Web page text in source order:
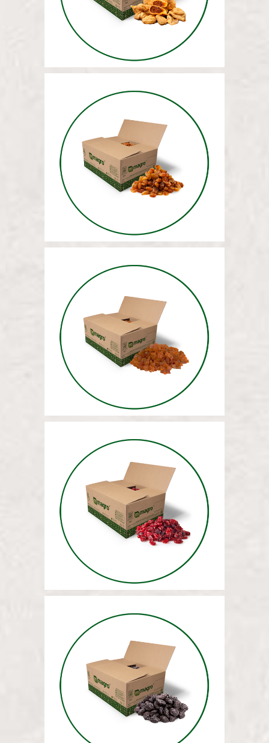
МАССОВАЯ СУЛТАНША
ИЗЮМ 12,5 КГ
МАССА ВЯЛЕНЫХ
АБРИКОСОВ (РУБЛЕНЫХ)
12,5 КГ
МАССА СУШЕНОЙ КЛЮКВЫ
12,5 КГ
МАССА СУШЕНЫХ СЛИВ 12,5
КГ